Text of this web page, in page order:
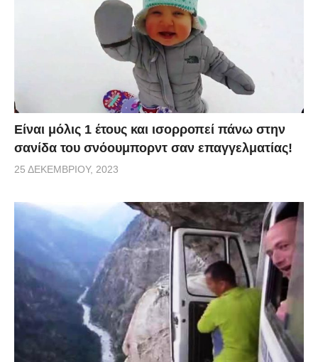
Είναι μόλις 1 έτους και ισορροπεί πάνω στην
σανίδα του σνόουμπορντ σαν επαγγελματίας!
25 ΔΕΚΕΜΒΡΊΟΥ, 2023